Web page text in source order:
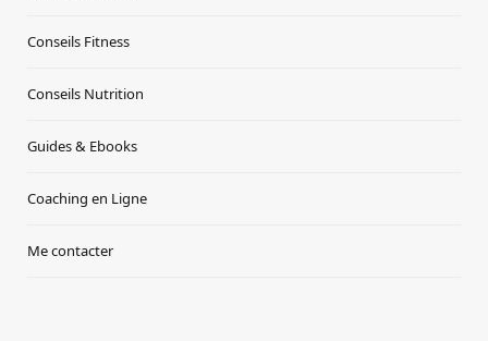
Conseils Fitness
Conseils Nutrition
Guides & Ebooks
Coaching en Ligne
Me contacter